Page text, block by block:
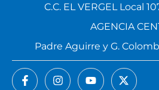
C.C. EL VERGEL Local
AGENCIA
Padre Aguirre y G.